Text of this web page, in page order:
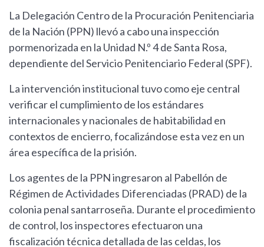
La Delegación Centro de la Procuración Penitenciaria
de la Nación (PPN) llevó a cabo una inspección
pormenorizada en la Unidad N.º 4 de Santa Rosa,
dependiente del Servicio Penitenciario Federal (SPF).
La intervención institucional tuvo como eje central
verificar el cumplimiento de los estándares
internacionales y nacionales de habitabilidad en
contextos de encierro, focalizándose esta vez en un
área específica de la prisión.
Los agentes de la PPN ingresaron al Pabellón de
Régimen de Actividades Diferenciadas (PRAD) de la
colonia penal santarroseña. Durante el procedimiento
de control, los inspectores efectuaron una
fiscalización técnica detallada de las celdas, los